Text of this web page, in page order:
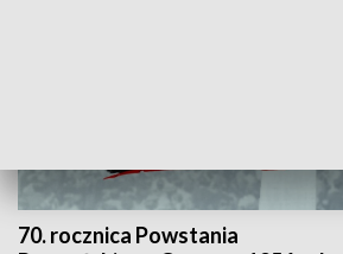
70. rocznica Powstania